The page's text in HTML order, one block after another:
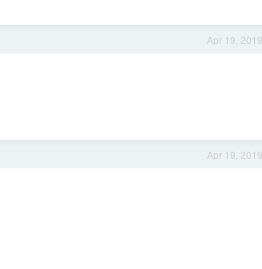
Apr 19, 2019
Apr 19, 2019